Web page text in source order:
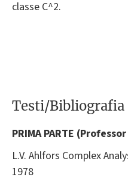
classe C^2.
Testi/Bibliografia
PRIMA PARTE
L.V. Ahlfors Complex
1978